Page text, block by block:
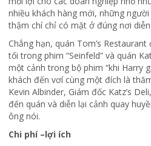
nhiều khách hàng mới, những
thậm chí chỉ có mặt ở đúng nơi
Chẳng hạn, quán Tom’s
tối trong phim “Seinfeld” và quán
một cảnh trong bộ phim “khi Harry
khách đến vơí cùng một đích là
Kevin Albinder, Giám đốc Katz’s
đến quán và diễn lại cảnh quay
ông nói.
Chi phí –lợi ích